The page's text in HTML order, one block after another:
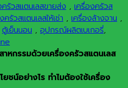
ครัวสแตนเลสขายส่ง , เครื่องครัวส
ครัวสแตนเลสให้เช่า , เครื่องล้างจาน ,
ตู้เย็นนอน , อุปกรณ์ผลิตเบเกอรี่,
หกรรมด้วยเครื่องครัวสแตนเลส
ชน์อย่างไร ทำไมต้องใช้เครื่อง